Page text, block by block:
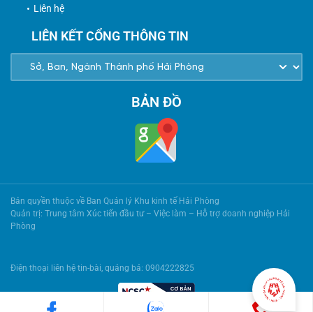
Liên hệ
LIÊN KẾT CỔNG THÔNG TIN
BẢN ĐỒ
Bản quyền thuộc về Ban Quản lý Khu kinh tế Hải Phòng
Quản trị: Trung tâm Xúc tiến đầu tư – Việc làm – Hỗ trợ doanh nghiệp Hải
Phòng
Điện thoại liên hệ tin-bài, quảng bá: 0904222825